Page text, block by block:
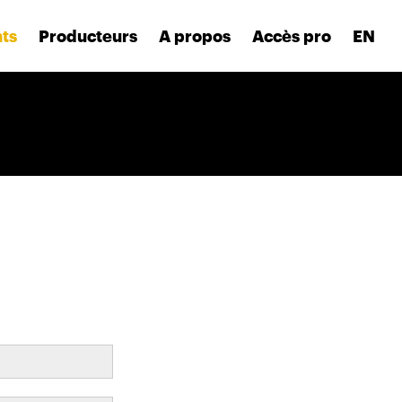
Producteurs A propos Accès pro EN